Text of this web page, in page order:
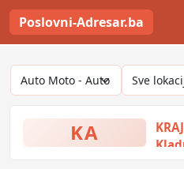
Poslovni-Adresar.ba
KA